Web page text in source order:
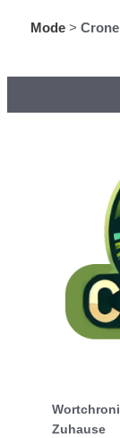
Mode >
Zuhause